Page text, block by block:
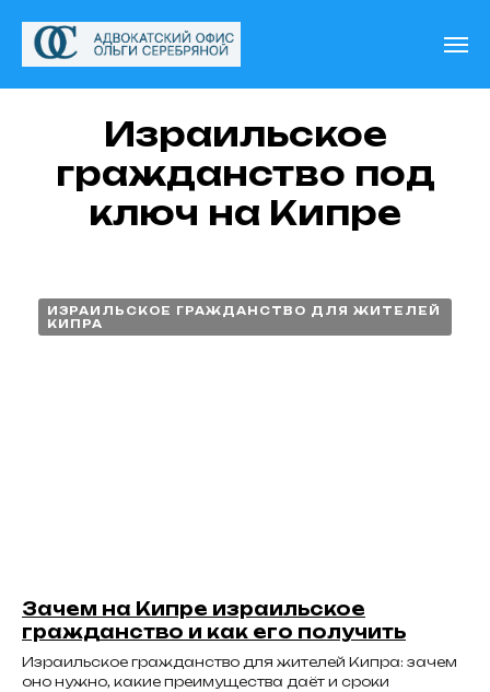
Израильское
гражданство под
ключ на Кипре
ИЗРАИЛЬСКОЕ ГРАЖДАНСТВО ДЛЯ ЖИТЕЛЕЙ
КИПРА
Зачем на Кипре израильское
гражданство и как его получить
Израильское гражданство для жителей Кипра: зачем
оно нужно, какие преимущества даёт и сроки